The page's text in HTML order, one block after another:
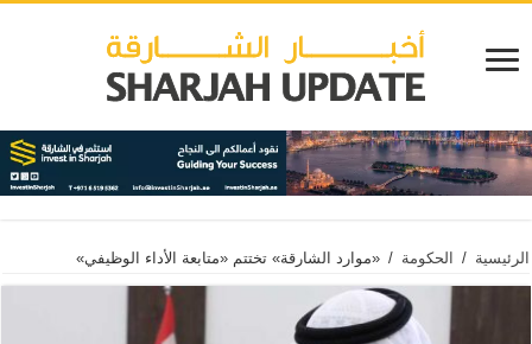
الرئيسية / الحكومة / «موارد الشارقة» تختتم «متابعة الأداء الوظيفي»